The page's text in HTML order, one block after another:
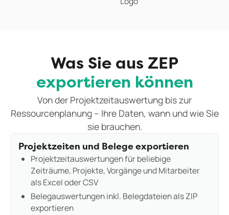
Was Sie aus ZEP
exportieren können
Von der Projektzeitauswertung bis zur
Ressourcenplanung – Ihre Daten, wann und wie Sie
sie brauchen.
Projektzeiten und Belege exportieren
Projektzeitauswertungen für beliebige
Zeiträume, Projekte, Vorgänge und Mitarbeiter
als Excel oder CSV
Belegauswertungen inkl. Belegdateien als ZIP
exportieren